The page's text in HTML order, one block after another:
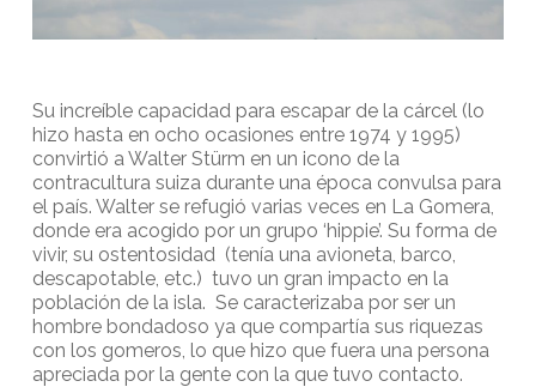
Su increíble capacidad para escapar de la cárcel (lo
hizo hasta en ocho ocasiones entre 1974 y 1995)
convirtió a Walter Stürm en un icono de la
contracultura suiza durante una época convulsa para
el país. Walter se refugió varias veces en La Gomera,
donde era acogido por un grupo ‘hippie’. Su forma de
vivir, su ostentosidad (tenía una avioneta, barco,
descapotable, etc.) tuvo un gran impacto en la
población de la isla. Se caracterizaba por ser un
hombre bondadoso ya que compartía sus riquezas
con los gomeros, lo que hizo que fuera una persona
apreciada por la gente con la que tuvo contacto.